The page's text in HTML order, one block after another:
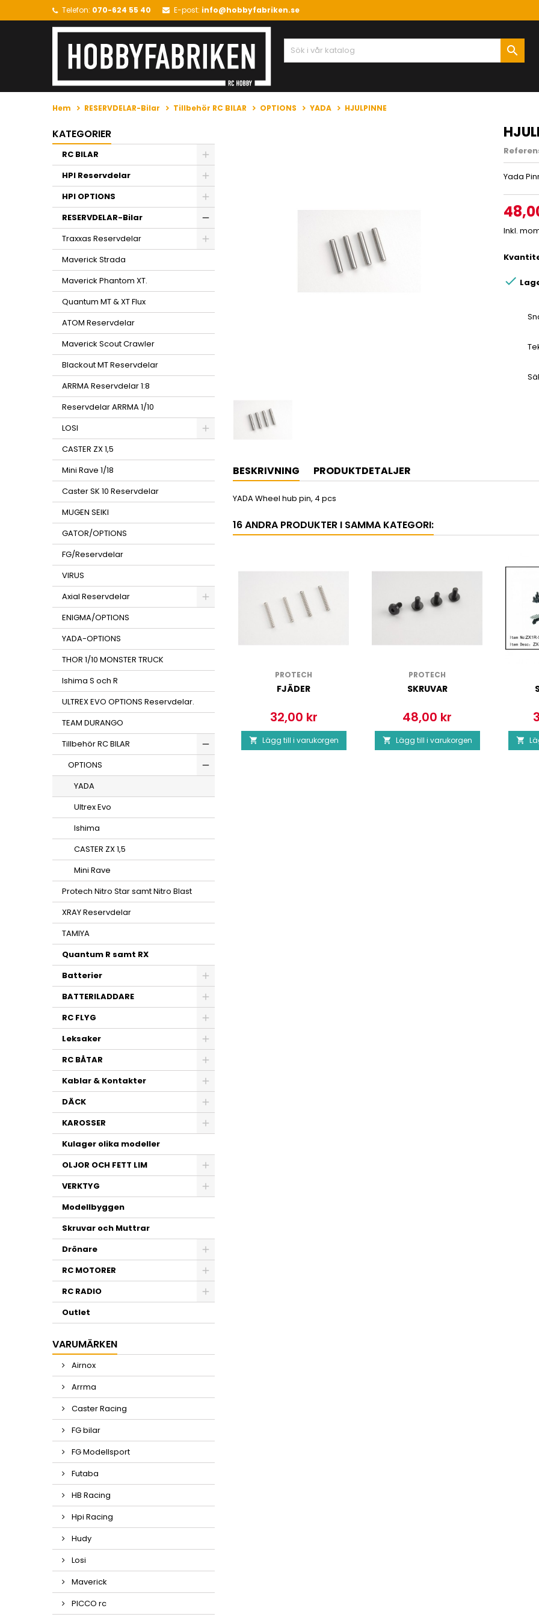
Telefon: 070-624 55 40 E-post: info@hobbyfabriken.se

Hem RESERVDELAR-Bilar Tillbehör RC BILAR OPTIONS YADA HJULPINNE
KATEGORIER
RC BILAR
HPI Reservdelar
HPI OPTIONS
RESERVDELAR-Bilar
Traxxas Reservdelar
Maverick Strada
Maverick Phantom XT.
Quantum MT & XT Flux
ATOM Reservdelar
Maverick Scout Crawler
Blackout MT Reservdelar
ARRMA Reservdelar 1:8
Reservdelar ARRMA 1/10
LOSI
CASTER ZX 1,5
Mini Rave 1/18
Caster SK 10 Reservdelar
MUGEN SEIKI
GATOR/OPTIONS
FG/Reservdelar
VIRUS
Axial Reservdelar
ENIGMA/OPTIONS
YADA-OPTIONS
THOR 1/10 MONSTER TRUCK
Ishima S och R
ULTREX EVO OPTIONS Reservdelar.
TEAM DURANGO
Tillbehör RC BILAR
OPTIONS
YADA
Ultrex Evo
Ishima
CASTER ZX 1,5
Mini Rave
Protech Nitro Star samt Nitro Blast
XRAY Reservdelar
TAMIYA
Quantum R samt RX
Batterier
BATTERILADDARE
RC FLYG
Leksaker
RC BÅTAR
Kablar & Kontakter
DÄCK
KAROSSER
Kulager olika modeller
OLJOR OCH FETT LIM
VERKTYG
Modellbyggen
Skruvar och Muttrar
Drönare
RC MOTORER
RC RADIO
Outlet
VARUMÄRKEN
Airnox
Arrma
Caster Racing
FG bilar
FG Modellsport
Futaba
HB Racing
Hpi Racing
Hudy
Losi
Maverick
PICCO rc
Yada
Inkl.

BESKRIVNING PRODUKTDETALJER
YADA Wheel hub pin, 4 pcs
16 ANDRA PRODUKTER I SAMMA KATEGORI:
PROTECH
FJÄDER
Pris
32,00 kr
 Lägg till i varukorgen
PROTECH
SKRUVAR
Pris
48,00 kr
 Lägg till i varukorgen 